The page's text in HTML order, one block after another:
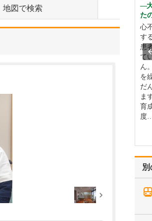
地図で検索
た
心
す
患
て
ん
を
だ
ま
育
度
恵 副院長
療で大切にしていることはありますか?
に緊張せず
関する困りご
をありのまま